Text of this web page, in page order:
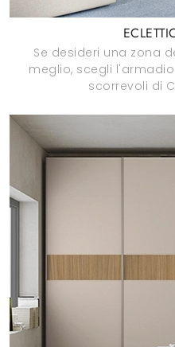
Se desideri una zona
meglio, scegli
scorrevoli di